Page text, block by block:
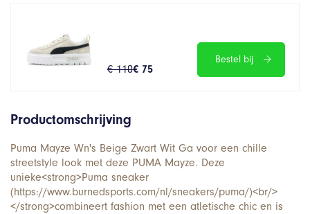
€ 110€ 75
Bestel bij
Productomschrijving
Puma Mayze Wn's Beige Zwart Wit Ga voor een chille
streetstyle look met deze PUMA Mayze. Deze
unieke<strong>Puma sneaker
(https://www.burnedsports.com/nl/sneakers/puma/)<br/>
</strong>combineert fashion met een atletische chic en is